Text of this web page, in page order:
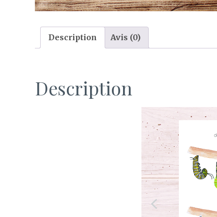
Description Avis (0)
Description